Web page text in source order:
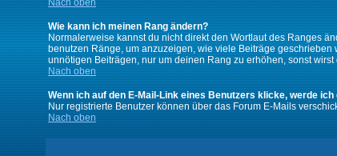
Nach oben
Wie kann ich meinen Rang ändern?
Normalerweise kannst du nicht direkt den Wortlaut des Ranges
benutzen Ränge, um anzuzeigen, wie viele Beiträge
unnötigen Beiträgen, nur um deinen Rang zu erhöhen, sonst
Nach oben
Wenn ich auf den E-Mail-Link eines Benutzers klicke, werde
Nur registrierte Benutzer können über das Forum E-Mails
Nach oben